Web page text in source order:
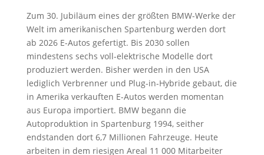
Zum 30. Jubiläum eines der größten BMW-Werke der
Welt im amerikanischen Spartenburg werden dort
ab 2026 E-Autos gefertigt. Bis 2030 sollen
mindestens sechs voll-elektrische Modelle dort
produziert werden. Bisher werden in den USA
lediglich Verbrenner und Plug-in-Hybride gebaut, die
in Amerika verkauften E-Autos werden momentan
aus Europa importiert. BMW begann die
Autoproduktion in Spartenburg 1994, seither
endstanden dort 6,7 Millionen Fahrzeuge. Heute
arbeiten in dem riesigen Areal 11 000 Mitarbeiter